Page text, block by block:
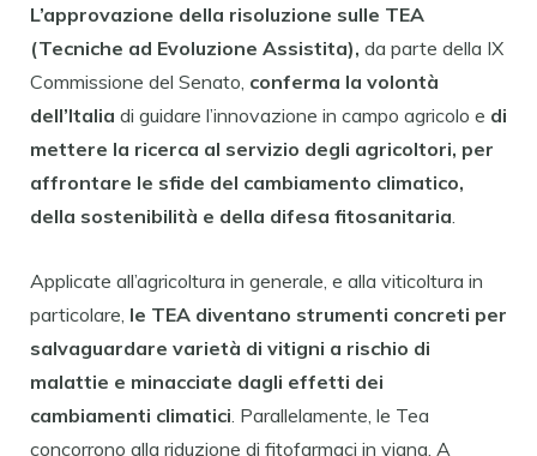
L’approvazione della risoluzione sulle TEA
(Tecniche ad Evoluzione Assistita), da parte della IX
Commissione del Senato, conferma la volontà
dell’Italia di guidare l’innovazione in campo agricolo e di
mettere la ricerca al servizio degli agricoltori, per
affrontare le sfide del cambiamento climatico,
della sostenibilità e della difesa fitosanitaria
Applicate all’agricoltura in generale, e alla viticoltura in
particolare, le TEA diventano strumenti concreti per
salvaguardare varietà di vitigni a rischio di
malattie e minacciate dagli effetti dei
cambiamenti climatici . Parallelamente, le Tea
concorrono alla riduzione di fitofarmaci in vigna. A